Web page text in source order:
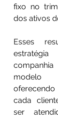
fixo no
dos ativos
Esses
modelo
cada
ser